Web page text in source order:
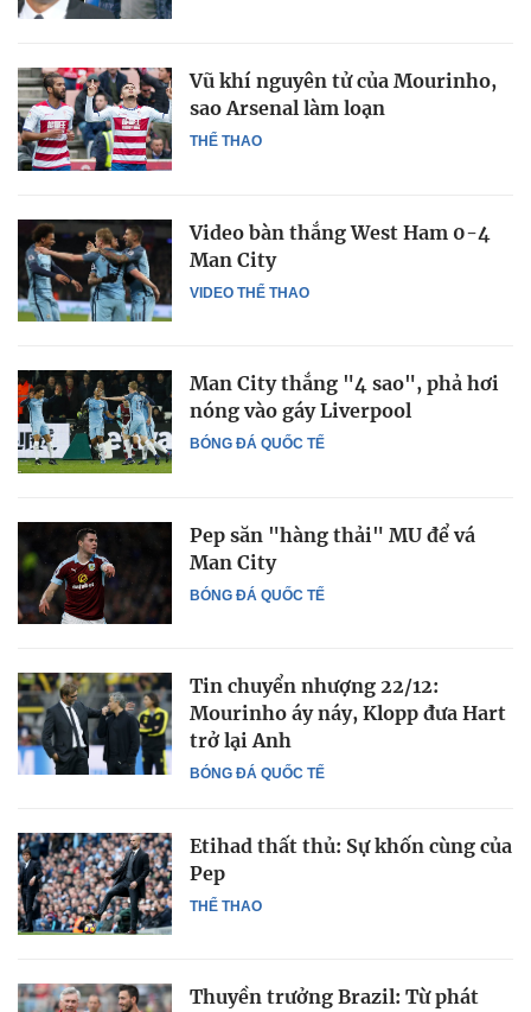
THỂ THAO
Vũ khí nguyên tử của Mourinho,
sao Arsenal làm loạn
VIDEO THỂ THAO
Video bàn thắng West Ham 0-4
Man City
BÓNG ĐÁ QUỐC TẾ
Man City thắng "4 sao", phả hơi
nóng vào gáy Liverpool
BÓNG ĐÁ QUỐC TẾ
Pep săn "hàng thải" MU để vá
Man City
BÓNG ĐÁ QUỐC TẾ
Tin chuyển nhượng 22/12:
Mourinho áy náy, Klopp đưa Hart
trở lại Anh
THỂ THAO
Etihad thất thủ: Sự khốn cùng của
Pep
Thuyền trưởng Brazil: Từ phát